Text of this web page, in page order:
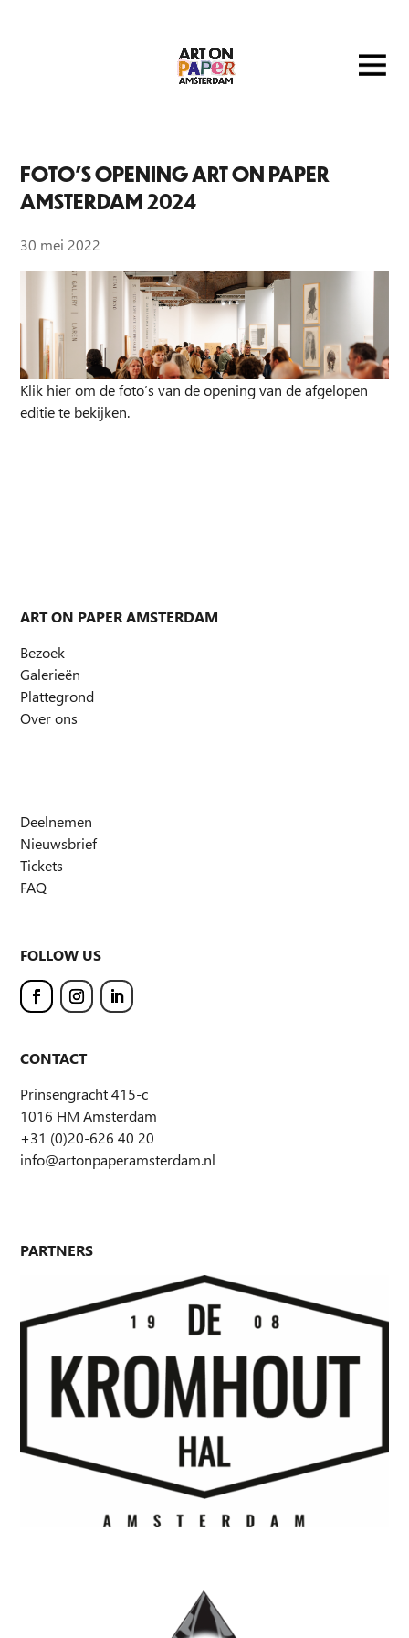
FOTO’S OPENING ART ON PAPER
AMSTERDAM 2024
30 mei 2022
Klik hierom de foto’s van de opening van de afgelopen
editie te bekijken.
ART ON PAPER AMSTERDAM
Bezoek
Galerieën
Plattegrond
Over ons
Deelnemen
Nieuwsbrief
Tickets
FAQ
FOLLOW US
CONTACT
Prinsengracht 415-c
1016 HM Amsterdam
+31 (0)20-626 40 20
info@artonpaperamsterdam.nl
PARTNERS